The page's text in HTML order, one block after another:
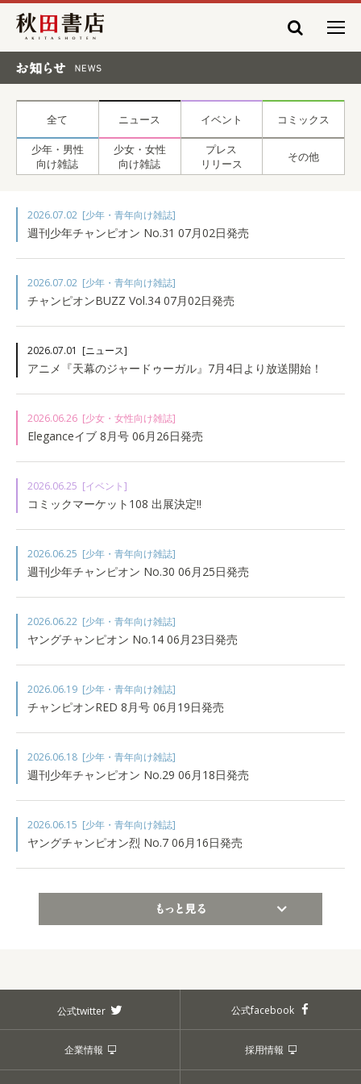
秋田書店
全て ニュース イベント コミックス
少年・男性
向け雑誌
少女・女性
向け雑誌
プレス
リリース
その他
2026.07.02 [少年・青年向け雑誌]
週刊少年チャンピオン No.31 07月02日発売
2026.07.02 [少年・青年向け雑誌]
チャンピオンBUZZ Vol.34 07月02日発売
2026.07.01 [ニュース]
アニメ『天幕のジャードゥーガル』7月4日より放送開始！
2026.06.26 [少女・女性向け雑誌]
Eleganceイブ 8月号 06月26日発売
2026.06.25 [イベント]
コミックマーケット108 出展決定!!
2026.06.25 [少年・青年向け雑誌]
週刊少年チャンピオン No.30 06月25日発売
2026.06.22 [少年・青年向け雑誌]
ヤングチャンピオン No.14 06月23日発売
2026.06.19 [少年・青年向け雑誌]
チャンピオンRED 8月号 06月19日発売
2026.06.18 [少年・青年向け雑誌]
週刊少年チャンピオン No.29 06月18日発売
2026.06.15 [少年・青年向け雑誌]
ヤングチャンピオン烈 No.7 06月16日発売
公式twitter 公式facebook
企業情報 採用情報